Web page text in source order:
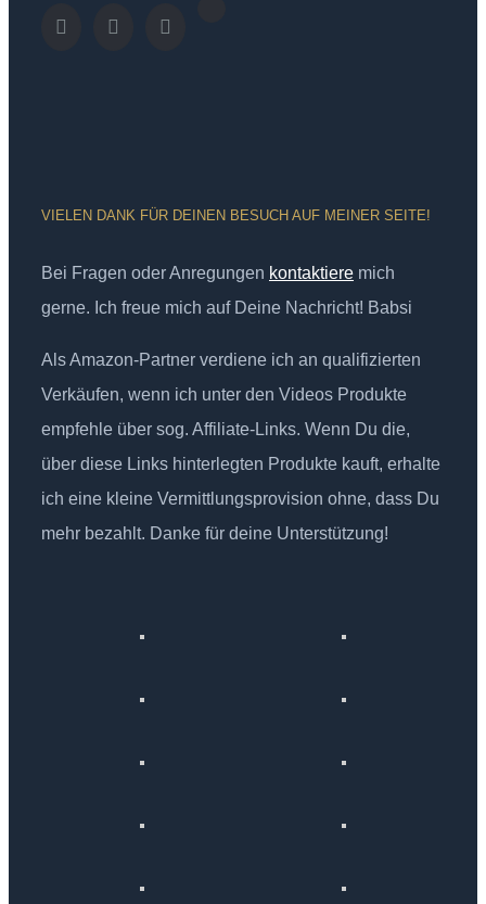
VIELEN DANK FÜR DEINEN BESUCH AUF MEINER SEITE!
Bei Fragen oder Anregungen kontaktiere mich
gerne. Ich freue mich auf Deine Nachricht! Babsi
Als Amazon-Partner verdiene ich an qualifizierten
Verkäufen, wenn ich unter den Videos Produkte
empfehle über sog. Affiliate-Links. Wenn Du die,
über diese Links hinterlegten Produkte kauft, erhalte
ich eine kleine Vermittlungsprovision ohne, dass Du
mehr bezahlt. Danke für deine Unterstützung!